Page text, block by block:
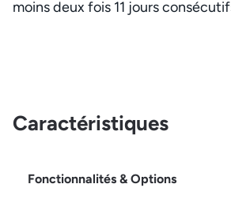
moins deux fois 11 jours
Caractéristiques
Fonctionnalités & Options